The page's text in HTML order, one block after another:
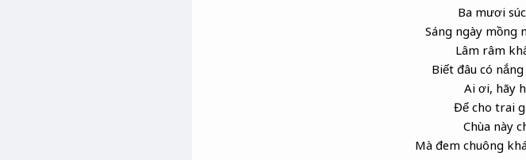
Ba mươi
Sáng ngày mồng
Lâm râm
Biết đâu có
Ai ơi, hãy
Để cho trai
Chùa này
Mà đem chuông